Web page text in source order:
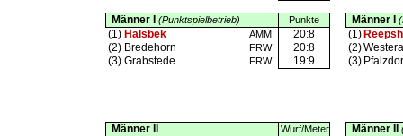
Männer I (Punktspielbetrieb) Punkte Männer I
(1) Halsbek AMM 20:8 (1)
(2) Bredehorn FRW 20:8 (2)
(3) Grabstede FRW 19:9 (3)
Männer II Wurf/Meter Männer II